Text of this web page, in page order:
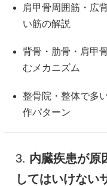
肩甲骨周囲筋・広
い筋の解説
背骨・肋骨・肩甲
むメカニズム
整骨院・整体で多
作パターン
3. 内臓疾患が原
してはいけない